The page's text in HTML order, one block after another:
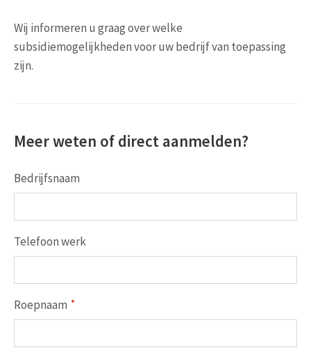
Wij informeren u graag over welke
subsidiemogelijkheden voor uw bedrijf van toepassing
zijn.
Meer weten of direct aanmelden?
Bedrijfsnaam
Telefoon werk
Roepnaam